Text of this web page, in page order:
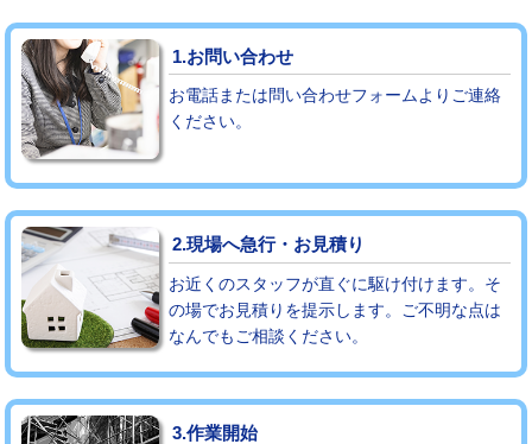
コンクリート斫り（厚さ10㎝まで）
コンクリート斫り（厚さ10㎝超え） 38,500円
モルタル補修（厚さ10㎝まで）
モルタル補修（厚さ10㎝超え） 38,500円
追加人工 16,500円
廃棄・処分 現場見積
※給水管工事は20mmまでの価格です。
1.お問い合わせ
お電話または問い合わせフォームよりご連絡
ください。
2.現場へ急行・お見積り
お近くのスタッフが直ぐに駆け付けます。そ
の場でお見積りを提示します。ご不明な点は
なんでもご相談ください。
3.作業開始